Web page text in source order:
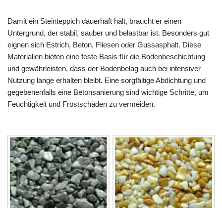
Damit ein Steinteppich dauerhaft hält, braucht er einen
Untergrund, der stabil, sauber und belastbar ist. Besonders gut
eignen sich Estrich, Beton, Fliesen oder Gussasphalt. Diese
Materialien bieten eine feste Basis für die Bodenbeschichtung
und gewährleisten, dass der Bodenbelag auch bei intensiver
Nutzung lange erhalten bleibt. Eine sorgfältige Abdichtung und
gegebenenfalls eine Betonsanierung sind wichtige Schritte, um
Feuchtigkeit und Frostschäden zu vermeiden.